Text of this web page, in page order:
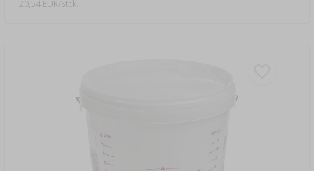
20,54 EUR/Stck.